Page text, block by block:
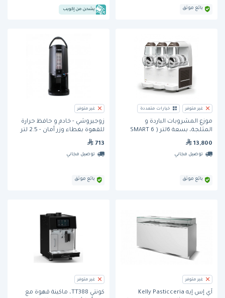
بائع موثق يشحن من إكويب
غير متوفر خيارات متعددة
موزع المشروبات الباردة و
المثلجة، بسعة 6لتر ( SMART 6
13,800
توصيل مجاني
بائع موثق
غير متوفر
زوجيروشي - خادم و حافظ حرارة
للقهوة بغطاء وزر أمان - 2.5 لتر
713
توصيل مجاني
بائع موثق
غير متوفر
آي إس إيه Kelly Pasticceria
غير متوفر
كونتي TT388، ماكينة قهوة مع